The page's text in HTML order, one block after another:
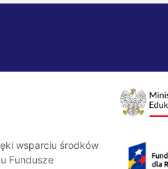
wsparciu środków
Fundusze